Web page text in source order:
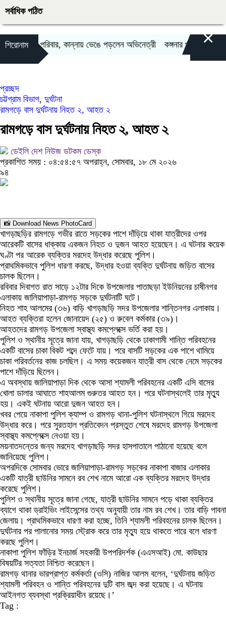
সর্বাধিক পঠিত
শিরোনামমা ও পরিবার, কান্নায় ভেঙে পড়লেন অভিনেত্রী কঙ্গনার পুরনো ভিডিও ফের
×
প্রচ্ছদ
চট্টগ্রাম বিভাগ, দুর্ঘটনা
রামগড়ে বাস দুর্ঘটনায় নিহত ২, আহত ২
রামগড়ে বাস দুর্ঘটনায় নিহত ২, আহত ২
ডেইলি দেশ নিউজ ডটকম ডেস্ক
প্রকাশিত সময় : ০৪:৫৪:৫৭ অপরাহ্ন, সোমবার, ১৮ মে ২০২৬
৯৪
📸 Download News PhotoCard
খাগড়াছড়ির রামগড়ে গভীর রাতে সড়কের পাশে দাঁড়িয়ে থাকা যাত্রীদের ওপর
আরেকটি বাসের ধাক্কায় একজন নিহত ও দুজন আহত হয়েছেন। এ ঘটনার কয়েক
ঘণ্টা পর আরেক ব্যক্তির মরদেহ উদ্ধার করেছে পুলিশ।
প্রাথমিকভাবে পুলিশ ধারণা করছে, উদ্ধার হওয়া ব্যক্তি দুর্ঘটনায় জড়িত বাসের
চালক ছিলেন।
রবিবার দিবাগত রাত সাড়ে ১২টার দিকে উপজেলার পাতাছড়া ইউনিয়নের চাষীনগর
এলাকায় জালিয়াপাড়া-রামগড় সড়কে দুর্ঘটনাটি ঘটে।
নিহত শাহ আলমের (৩৬) বাড়ি খাগড়াছড়ি সদর উপজেলার শান্তিনগর এলাকায়।
আহত ব্যক্তিরা হলেন জোনায়েদ (২৫) ও রুবেল কর্মকার (৩৯)।
আহতদের রামগড় উপজেলা স্বাস্থ্য কমপ্লেক্সে ভর্তি করা হয়।
পুলিশ ও স্থানীয় সূত্রে জানা যায়, খাগড়াছড়ি থেকে ঢাকাগামী শান্তি পরিবহনের
একটি বাসের চাকা বিকট শব্দে ফেটে যায়। পরে বাসটি সড়কের এক পাশে থামিয়ে
চাকা পরিবর্তনের কাজ চলছিল। এ সময় কয়েকজন যাত্রী বাস থেকে নেমে সড়কের
পাশে দাঁড়িয়ে ছিলেন।
এ অবস্থায় জালিয়াপাড়া দিক থেকে আসা শ্যামলী পরিবহনের একটি এসি বাসের
খোলা ডালার আঘাতে শাহআলম গুরুতর আহত হন। পরে ঘটনাস্থলেই তার মৃত্যু
হয়। একই ঘটনায় আরো দুজন আহত হন।
খবর পেয়ে নাকাপা পুলিশ ক্যাম্প ও রামগড় থানা-পুলিশ ঘটনাস্থলে গিয়ে মরদেহ
উদ্ধার করে। পরে সুরতহাল প্রতিবেদন প্রস্তুত শেষে মরদেহ রামগড় উপজেলা
স্বাস্থ্য কমপ্লেক্সে নেওয়া হয়।
ময়নাতদন্তের জন্য মরদেহ খাগড়াছড়ি সদর হাসপাতালে পাঠানো হয়েছে বলে
জানিয়েছে পুলিশ।
অপরদিকে সোমবার ভোরে জালিয়াপাড়া-রামগড় সড়কের নাকাপা বাজার এলাকার
একটি যাত্রী ছাউনির সামনে রব শেখ নামে আরো এক ব্যক্তির মরদেহ উদ্ধার
করেছে পুলিশ।
পুলিশ ও স্থানীয় সূত্রে জানা গেছে, যাত্রী ছাউনির সামনে পড়ে থাকা ব্যক্তির
ব্যাগে থাকা ড্রাইভিং লাইসেন্সের তথ্য অনুযায়ী তার নাম রব শেখ। তার বাড়ি পাবনা
জেলায়। প্রাথমিকভাবে ধারণা করা হচ্ছে, তিনি শ্যামলী পরিবহনের চালক ছিলেন।
দুর্ঘটনার পর পালানোর সময় স্ট্রোক করে তার মৃত্যু হয়ে থাকতে পারে বলে ধারণা
করছে পুলিশ।
নাকাপা পুলিশ ফাঁড়ির ইনচার্জ সহকারী উপপরিদর্শক (এএসআই) মো. কাউছার
বিষয়টির সত্যতা নিশ্চিত করেছেন।
রামগড় থানার ভারপ্রাপ্ত কর্মকর্তা (ওসি) নাজির আলম বলেন, ‘দুর্ঘটনায় জড়িত
শ্যামলী পরিবহন ও শান্তি পরিবহনের দুটি বাস জব্দ করা হয়েছে। এ ঘটনায়
আইনগত ব্যবস্থা প্রক্রিয়াধীন রয়েছে।’
Tag :